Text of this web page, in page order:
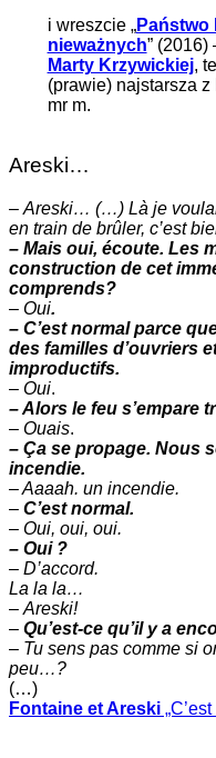
i wreszcie „Państwo
nieważnych” (2016)
Marty Krzywickiej,
(prawie) najstarsza z
mr m.
Areski…
– Areski… (…) Là je
en train de brûler, c’est
– Mais oui, écoute. Les
construction de cet
comprends?
– Oui.
– C’est normal parce
des familles d’ouvriers
improductifs.
– Oui.
– Alors le feu s’empare
– Ouais.
– Ça se propage. Nous
incendie.
– Aaaah. un incendie.
– C’est normal.
– Oui, oui, oui.
– Oui ?
– D’accord.
La la la…
– Areski!
– Qu’est-ce qu’il y a
– Tu sens pas comme si
peu…?
(…)
Fontaine et Areski